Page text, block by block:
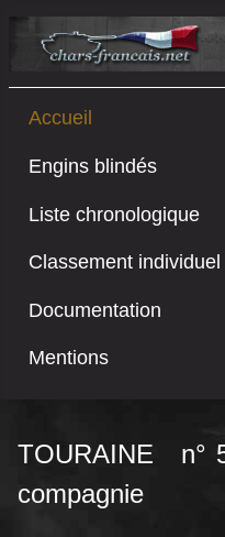
Accueil
Engins blindés
Liste chronologique
Classement individuel
Documentation
Mentions
TOURAINE
compagnie